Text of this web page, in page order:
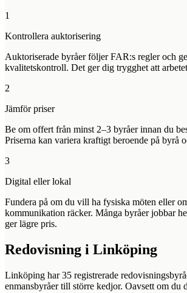
1
Kontrollera auktorisering
Auktoriserade byråer följer FAR:s regler och
kvalitetskontroll. Det ger dig trygghet att
2
Jämför priser
Be om offert från minst 2–3 byråer innan du
Priserna kan variera kraftigt beroende på byrå
3
Digital eller lokal
Fundera på om du vill ha fysiska möten eller
kommunikation räcker. Många byråer jobbar
ger lägre pris.
Redovisning i Linköping
Linköping har35 registrerade
enmansbyråer till större kedjor. Oavsett om du